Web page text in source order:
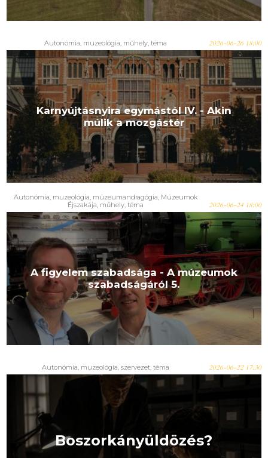
Autonómia muzeológia műhely téma 2026-06-26 18:00
Karnyújtásnyira egymástól IV. - Akin
múlik a mozgástér
Autonómia, muzeológia, múzeumandragógia, Múzeumok
Éjszakája, műhely, téma 2026-06-24 18:00
A figyelem szabadsága - A múzeumok
szabadságáról 5.
Autonómia, muzeológia, szervezet, téma 2026-06-22 17:30
Boszorkányüldözés?